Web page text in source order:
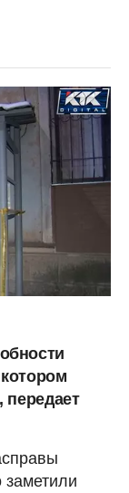
передает
заметили